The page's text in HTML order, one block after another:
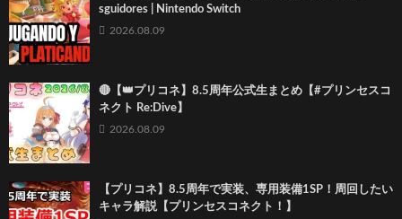
sguidores | Nintendo Switch
2026.08.09
🔴【👑プリコネ】8.5周年公式生まとめ【#プリンセスコ
ネクト Re:Dive】
2026.08.09
【プリコネ】8.5周年で実装、専用装備1SP！周回したい
キャラ解説【プリンセスコネクト！】